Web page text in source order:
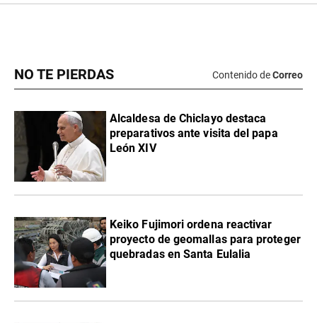
NO TE PIERDAS Contenido deCorreo
Alcaldesa de Chiclayo destaca
preparativos ante visita del papa
León XIV
Keiko Fujimori ordena reactivar
proyecto de geomallas para proteger
quebradas en Santa Eulalia